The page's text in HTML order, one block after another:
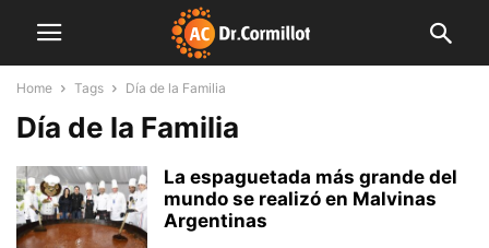
Home Tags Día de la Familia
Día de la Familia
La espaguetada más grande del
mundo se realizó en Malvinas
Argentinas